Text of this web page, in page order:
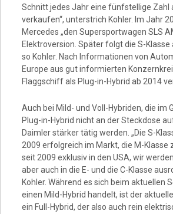
Schnitt jedes Jahr eine fünfstellige Zahl
verkaufen“, unterstrich Kohler. Im Jahr
Mercedes „den Supersportwagen SLS
Elektroversion. Später folgt die S-Klasse
so Kohler. Nach Informationen von
Europe aus gut informierten
Flaggschiff als Plug-in-Hybrid ab 2014
Auch bei Mild- und Voll-Hybriden, die im
Plug-in-Hybrid nicht an der Steckdose
Daimler stärker tätig werden. „Die S-
2009 erfolgreich im Markt, die M-Klasse
seit 2009 exklusiv in den USA, wir
aber auch in die E- und die C-Klasse
Kohler. Während es sich beim aktuellen
einen Mild-Hybrid handelt, ist der
ein Full-Hybrid, der also auch rein